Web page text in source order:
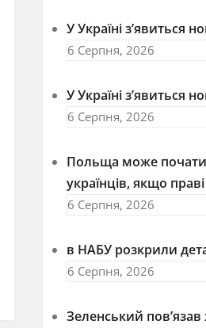
У Україні з’явиться
6 Серпня, 2026
У Україні з’явиться
6 Серпня, 2026
Польща може
українців, якщо
6 Серпня, 2026
в НАБУ розкрили
6 Серпня, 2026
Зеленський